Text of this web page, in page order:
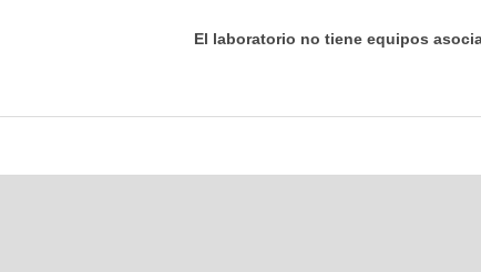
El laboratorio no tiene equipos